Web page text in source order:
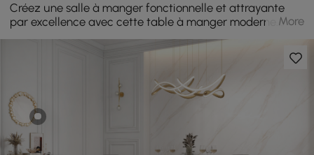
Créez une salle à manger fonctionnelle et attrayante
par excellence avec cette table à manger moderne.
Dotée d'un plateau en marbre plaqué à la texture
artistique, cette table à manger mettra en valeur une
touche d'élégance à n'importe quel espace. Cette chaise
de salle à manger est une œuvre d'art luxueuse issue
d'un processus de conception de pointe. Élégants et
robustes, les pieds en métal doré de cette chaise de salle
à manger sont recouverts de coton et de lin pour un look
moderne qui allie résistance et stabilité. Cette chaise de
More